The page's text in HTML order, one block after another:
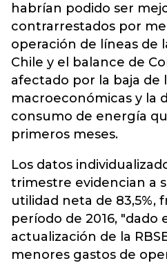
habrían podido ser
contrarrestados por
operación de líneas de
Chile y el balance de
afectado por la baja de
macroeconómicas y la
consumo de energía
primeros meses.
Los datos
trimestre evidencian a
utilidad neta de 83,5%,
período de 2016, "dado
actualización de la
menores gastos de